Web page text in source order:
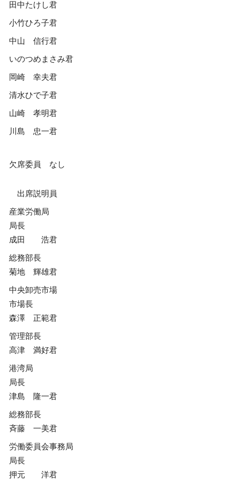
田中たけし君
小竹ひろ子君
中山 信行君
いのつめまさみ君
岡崎 幸夫君
清水ひで子君
山崎 孝明君
川島 忠一君
欠席委員 なし
出席説明員
産業労働局
局長
成田 浩君
総務部長
菊地 輝雄君
中央卸売市場
市場長
森澤 正範君
管理部長
高津 満好君
港湾局
局長
津島 隆一君
総務部長
斉藤 一美君
労働委員会事務局
局長
押元 洋君